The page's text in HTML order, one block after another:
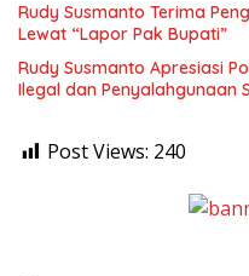
Rudy Susmanto Terima
Lewat “Lapor Pak Bupati”
Rudy Susmanto Apresiasi
Ilegal dan Penyalahgunaan
Post Views: 240